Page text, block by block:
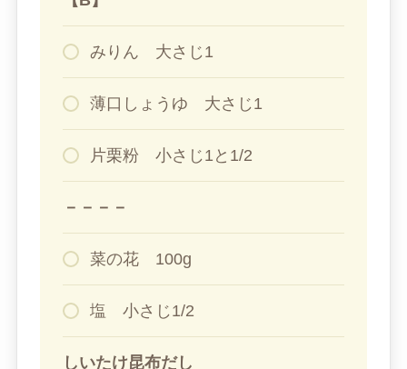
みりん 大さじ1
薄口しょうゆ 大さじ1
片栗粉 小さじ1と1/2
－－－－
菜の花 100g
塩 小さじ1/2
しいたけ昆布だし